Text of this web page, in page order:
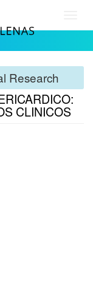
Research
CLINICOS